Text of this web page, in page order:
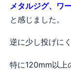
メタルジグ、ワ
と感じました。
逆に少し投げに
特に120mm以上